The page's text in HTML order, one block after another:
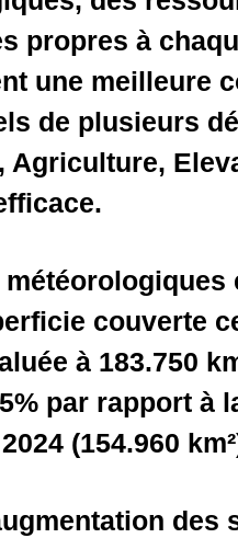
propres à
une meilleure
de plusieurs
Agriculture,
couverte
à 183.750
par rapport à
(154.960